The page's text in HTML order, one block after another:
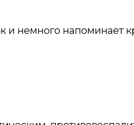
и немного напоминает